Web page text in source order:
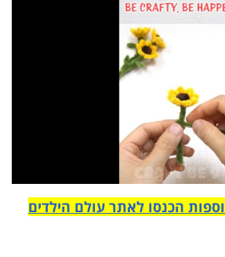
הכנסו לאתר עולם הילדים